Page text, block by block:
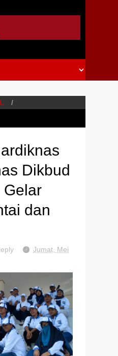
/
Dikbud
Gelar
dan
Jumat, Mei